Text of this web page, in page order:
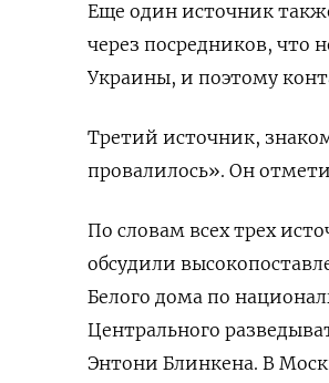
Еще один источник
через посредников, что
Украины, и поэтому
Третий источник,
провалилось». Он
По словам всех трех
обсудили
Белого дома по
Центрального
Энтони Блинкена. В